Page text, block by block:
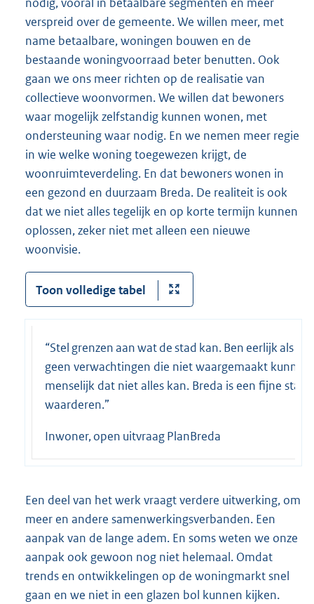
verspreid over de gemeente. We willen meer, met
name betaalbare, woningen bouwen en de
bestaande woningvoorraad beter benutten. Ook
gaan we ons meer richten op de realisatie van
collectieve woonvormen. We willen dat bewoners
waar mogelijk zelfstandig kunnen wonen, met
ondersteuning waar nodig. En we nemen meer regie
in wie welke woning toegewezen krijgt, de
woonruimteverdeling. En dat bewoners wonen in
een gezond en duurzaam Breda. De realiteit is ook
dat we niet alles tegelijk en op korte termijn kunnen
oplossen, zeker niet met alleen een nieuwe
woonvisie.
Toon volledige tabel
“Stel grenzen aan wat de stad kan. Ben eerlijk als
geen verwachtingen die niet waargemaakt
menselijk dat niet alles kan. Breda is een fijne
waarderen.”
Inwoner, open uitvraag PlanBreda
Een deel van het werk vraagt verdere uitwerking, om
meer en andere samenwerkingsverbanden. Een
aanpak van de lange adem. En soms weten we onze
aanpak ook gewoon nog niet helemaal. Omdat
trends en ontwikkelingen op de woningmarkt snel
gaan en we niet in een glazen bol kunnen kijken.